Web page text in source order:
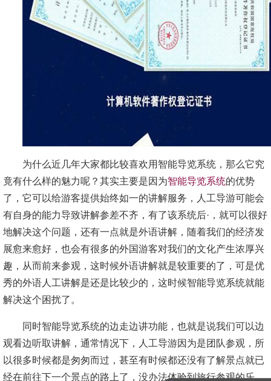
为什么近几年大家都比较喜欢用智能导览系统，那么它究
竟有什么样的魅力呢？其实主要是因为智能导览系统的优势
了，它可以给游客提供始终如一的讲解服务，人工导游可能会
有自身的能力导致讲解参差不齐，有了该系统后·，就可以很好
地解决这个问题，还有一点就是外语讲解，随着我们的经济发
展愈来愈好，也会有很多的外国游客对我们的文化产生浓厚兴
趣，从而前来参观，这时候外语讲解就是较重要的了，可是优
秀的外语人工讲解是还是比较少的，这时候智能导览系统就能
解决这个困扰了。
同时智能导览系统的边走边讲功能，也就是说我们可以边
观看边听取讲解，通常情况下，人工导游因为是团队参观，所
以很多时候都是匆匆而过，甚至有时候都还没有了解景点就已
经在前往下一个景点的路上了，没办法体验到旅行参观的乐